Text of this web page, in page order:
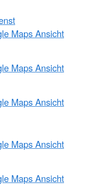
Maps Ansicht
Maps Ansicht
Maps Ansicht
Maps Ansicht
Maps Ansicht